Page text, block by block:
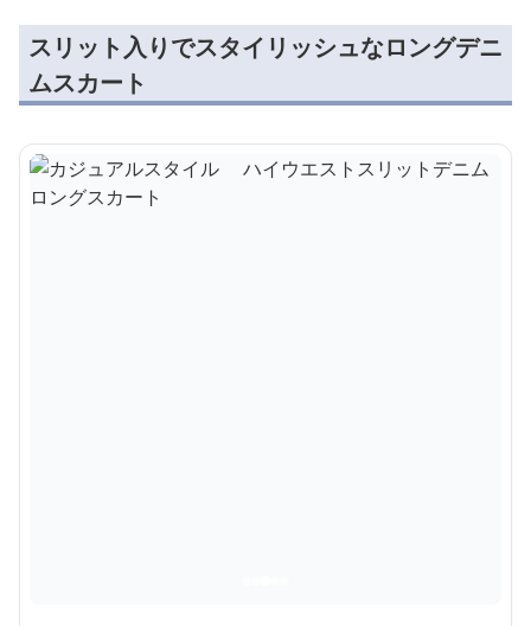
スリット入りでスタイリッシュなロングデニ
ムスカート